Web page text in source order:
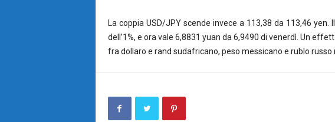
La coppia USD/JPY scende invece a 113,38 da 113,46
dell’1%, e ora vale 6,8831 yuan da 6,9490 di venerdì. Un
fra dollaro e rand sudafricano, peso messicano e rublo russo